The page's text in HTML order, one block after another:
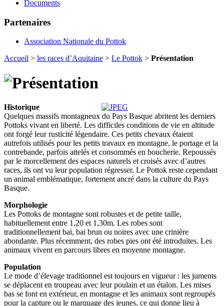
Documents
Partenaires
Association Nationale du Pottok
Accueil > les races d’Aquitaine > Le Pottok > Présentation
Historique
Quelques massifs montagneux du Pays Basque abritent les derniers
Pottoks vivant en liberté. Les difficiles conditions de vie en altitude
ont forgé leur rusticité légendaire. Ces petits chevaux étaient
autrefois utilisés pour les petits travaux en montagne, le portage et la
contrebande, parfois attelés et consommés en boucherie. Repoussés
par le morcellement des espaces naturels et croisés avec d’autres
races, ils ont vu leur population régresser. Le Pottok reste cependant
un animal emblématique, fortement ancré dans la culture du Pays
Basque.
Morphologie
Les Pottoks de montagne sont robustes et de petite taille,
habituellement entre 1,20 et 1,30m. Les robes sont
traditionnellement bai, bai brun ou noires avec une crinière
abondante. Plus récemment, des robes pies ont été introduites. Les
animaux vivent en parcours libres en moyenne montagne.
Population
Le mode d’élevage traditionnel est toujours en vigueur : les juments
se déplacent en troupeau avec leur poulain et un étalon. Les mises
bas se font en extérieur, en montagne et les animaux sont regroupés
pour la capture ou le marquage des jeunes, ce qui donne lieu à